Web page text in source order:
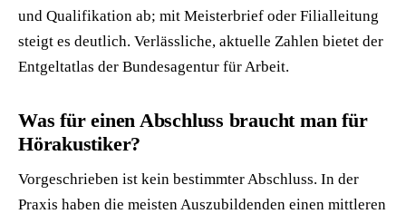
und Qualifikation ab; mit Meisterbrief oder Filialleitung
steigt es deutlich. Verlässliche, aktuelle Zahlen bietet der
Entgeltatlas der Bundesagentur für Arbeit.
Was für einen Abschluss braucht man für
Hörakustiker?
Vorgeschrieben ist kein bestimmter Abschluss. In der
Praxis haben die meisten Auszubildenden einen mittleren